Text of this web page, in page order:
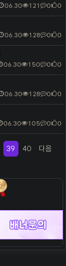
06.30 121 0 0
06.30 128 0 0
06.30 150 0 0
06.30 128 0 0
06.30 105 0 0
39(current)
40 다음(next)